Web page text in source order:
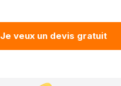
Je veux un devis gratuit